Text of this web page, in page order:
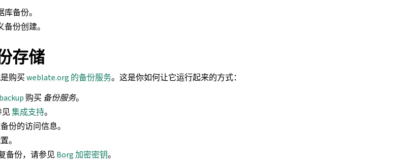
备份。
备份创建。
存储
购买weblate.org 的备份服务。这是你如何让它运行起来的方式：
购买 备份服务。
见集成支持。
份的访问信息。
。
备份，请参见 Borg 加密密钥。